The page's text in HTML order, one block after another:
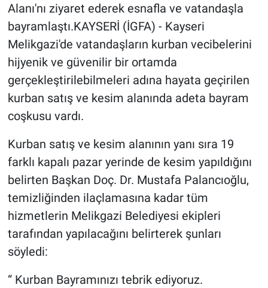
Alanı'nı ziyaret ederek esnafla ve vatandaşla
bayramlaştı.KAYSERİ (İGFA) - Kayseri
Melikgazi'de vatandaşların kurban vecibelerini
hijyenik ve güvenilir bir ortamda
gerçekleştirilebilmeleri adına hayata geçirilen
kurban satış ve kesim alanında adeta bayram
coşkusu vardı.
Kurban satış ve kesim alanının yanı sıra 19
farklı kapalı pazar yerinde de kesim yapıldığını
belirten Başkan Doç. Dr. Mustafa Palancıoğlu,
temizliğinden ilaçlamasına kadar tüm
hizmetlerin Melikgazi Belediyesi ekipleri
tarafından yapılacağını belirterek şunları
söyledi:
“ Kurban Bayramınızı tebrik ediyoruz.